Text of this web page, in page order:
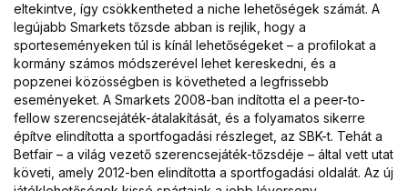
eltekintve, így csökkentheted a niche lehetőségek számát. A
legújabb Smarkets tőzsde abban is rejlik, hogy a
sporteseményeken túl is kínál lehetőségeket – a profilokat a
kormány számos módszerével lehet kereskedni, és a
popzenei közösségben is követheted a legfrissebb
eseményeket. A Smarkets 2008-ban indította el a peer-to-
fellow szerencsejáték-átalakítását, és a folyamatos sikerre
építve elindította a sportfogadási részleget, az SBK-t. Tehát a
Betfair – a világ vezető szerencsejáték-tőzsdéje – által vett utat
követi, amely 2012-ben elindította a sportfogadási oldalát. Az új